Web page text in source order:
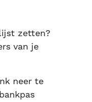
zetten?
van je
neer te